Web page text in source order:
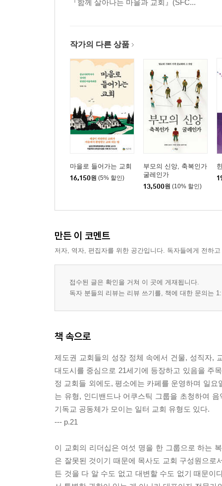
『함께 살아나는 마을과 교회』(SFC...
작가의 다른 상품
마을로 들어가는 교회
16,150원 (5% 할인)
부모의 신앙, 축복인가
굴레인가
13,500원 (10% 할인)
만든 이 코멘트
저자, 역자, 편집자를 위한 공간입니다. 독자들에게 전하
접수된 글은 확인을 거쳐 이 곳에 게재됩니다.
독자 분들의 리뷰는 리뷰 쓰기를, 책에 대한 문의는
책 속으로
제도권 교회들의 성장 정체 속에서 건물, 성직자,
대도시를 중심으로 21세기에 등장하고 있음을 주
정 교회들 외에도, 평소에는 카페를 운영하며 일
는 유형, 인디밴드나 어쿠스틱 그룹을 초청하여
기독교 공동체가 모이는 일터 교회 유형도 있다.
--- p.21
이 교회의 리더십은 여섯 명을 한 그룹으로 하는
은 잘못된 것이기 때문에 목사도 교회 구성원으
든 것을 다 알 수도 없고 대변할 수도 없기 때문이